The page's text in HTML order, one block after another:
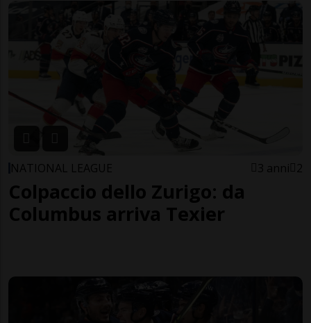
NATIONAL LEAGUE 3 anni 2
Colpaccio dello Zurigo: da
Columbus arriva Texier